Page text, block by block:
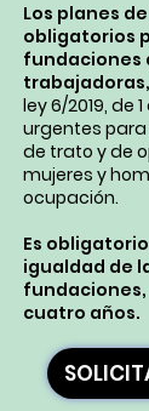
Los planes
obligatorios
fundaciones
trabajadoras,
ley 6/2019, de
urgentes
de trato y de
mujeres y
ocupación.
Es
igualdad de
fundaciones,
cuatro años.